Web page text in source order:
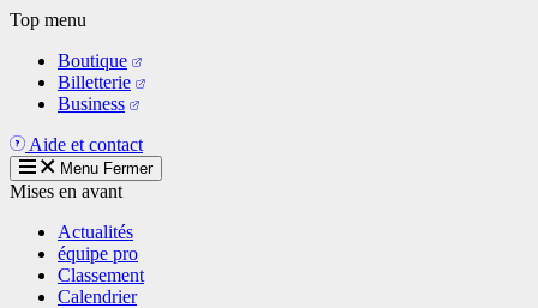
Aller
contenu
principal
Top menu
Boutique
Billetterie
Business
Aide et contact
Menu Fermer
Mises en avant
Actualités
équipe pro
Classement
Calendrier